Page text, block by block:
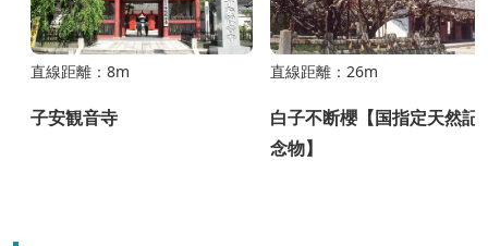
直線距離：8m
子安観音寺
直線距離：26m
白子不断櫻【国指定天然記
念物】